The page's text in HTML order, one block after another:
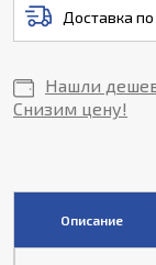
Доставка
Нашли
Снизим цену!
Описание